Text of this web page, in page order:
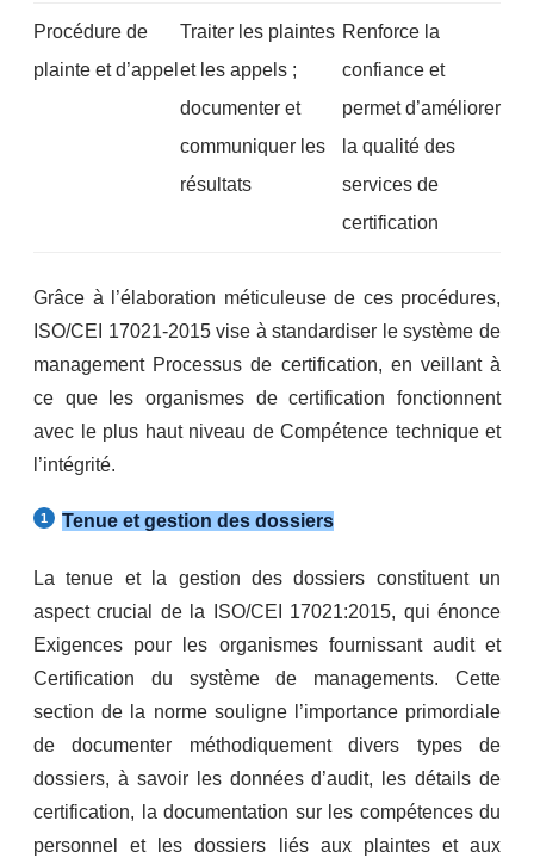
Procédure de
plainte et d’appel
Traiter les plaintes
et les appels ;
documenter et
communiquer les
résultats
Renforce la
confiance et
permet d’améliorer
la qualité des
services de
certification
Grâce à l’élaboration méticuleuse de ces procédures,
ISO/CEI 17021-2015 vise à standardiser le système de
management Processus de certification, en veillant à
ce que les organismes de certification fonctionnent
avec le plus haut niveau de Compétence technique et
l’intégrité.
Tenue et gestion des dossiers
La tenue et la gestion des dossiers constituent un
aspect crucial de la ISO/CEI 17021:2015, qui énonce
Exigences pour les organismes fournissant audit et
Certification du système de managements. Cette
section de la norme souligne l’importance primordiale
de documenter méthodiquement divers types de
dossiers, à savoir les données d’audit, les détails de
certification, la documentation sur les compétences du
personnel et les dossiers liés aux plaintes et aux